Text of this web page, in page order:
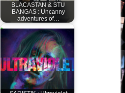
BLACASTAN & STU
BANGAS : Uncanny
adventures of…